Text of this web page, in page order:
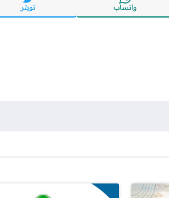
واتساب تويتر